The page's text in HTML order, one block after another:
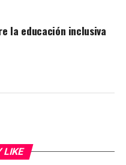
la educación inclusiva
LIKE